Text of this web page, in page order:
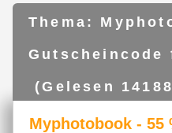
Thema:
Gutscheincode
(Gelesen
Myphotobook - 55